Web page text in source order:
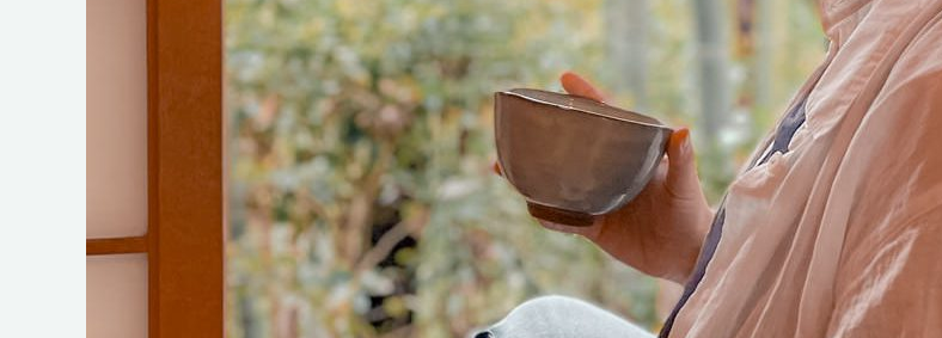
Alle akzeptieren
Speichern Ablehnen
Essenziell (2)
Essenzielle Cookies ermöglichen
Funktionen und sind für die einwandfreie
Website erforderlich.
Cookie-Informationen anzeigen